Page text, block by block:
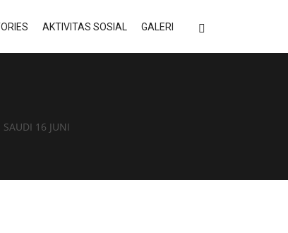
AKTIVITAS SOSIAL GALERI
16 JUNI